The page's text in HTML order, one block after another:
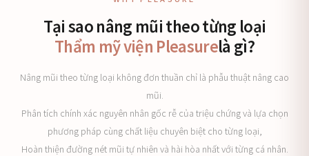
Tại sao nâng mũi theo từng loại
Thẩm mỹ viện Pleasurelà gì?
Nâng mũi theo từng loại không đơn thuần chỉ là phẫu thuật nâng cao
mũi.
Phân tích chính xác nguyên nhân gốc rễ của triệu chứng và lựa chọn
phương pháp cùng chất liệu chuyên biệt cho từng loại,
Hoàn thiện đường nét mũi tự nhiên và hài hòa nhất với từng cá nhân.